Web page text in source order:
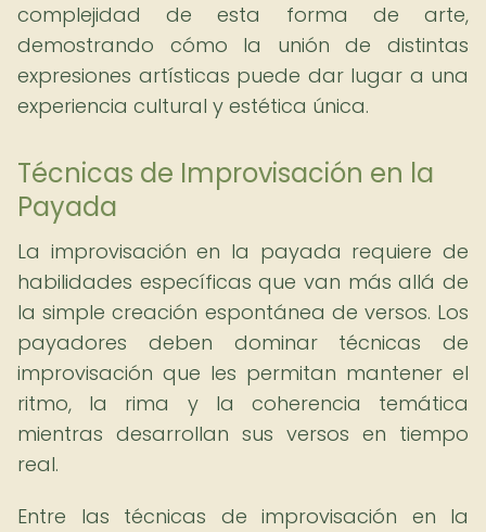
complejidad de esta forma de arte,
demostrando cómo la unión de distintas
expresiones artísticas puede dar lugar a una
experiencia cultural y estética única.
Técnicas de Improvisación en la
Payada
La improvisación en la payada requiere de
habilidades específicas que van más allá de
la simple creación espontánea de versos. Los
payadores deben dominar técnicas de
improvisación que les permitan mantener el
ritmo, la rima y la coherencia temática
mientras desarrollan sus versos en tiempo
real.
Entre las técnicas de improvisación en la